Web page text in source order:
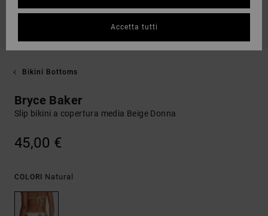
Bikini Bottoms
Bryce Baker
Slip bikini a copertura media Beige Donna
45,00 €
COLORI Natural
Accetta tutti